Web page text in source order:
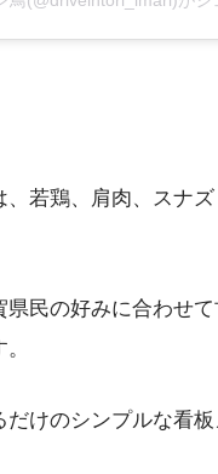
若鶏、肩肉、スナ
県民の好みに合わせ
けのシンプルな看